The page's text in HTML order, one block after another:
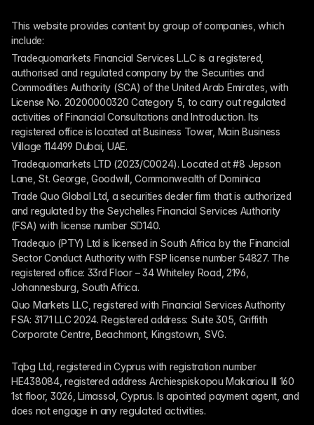
This website provides content by group of companies, which
include:
Tradequomarkets Financial Services L.L.C is a registered,
authorised and regulated company by the Securities and
Commodities Authority (SCA) of the United Arab Emirates, with
License No. 20200000320 Category 5, to carry out regulated
activities of Financial Consultations and Introduction. Its
registered office is located at Business Tower, Main Business
Village 114499 Dubai, UAE.
Tradequomarkets LTD (2023/C0024). Located at #8 Jepson
Lane, St. George, Goodwill, Commonwealth of Dominica
Trade Quo Global Ltd, a securities dealer firm that is authorized
and regulated by the Seychelles Financial Services Authority
(FSA) with license number SD140.
Tradequo (PTY) Ltd is licensed in South Africa by the Financial
Sector Conduct Authority with FSP license number 54827. The
registered office: 33rd Floor – 34 Whiteley Road, 2196,
Johannesburg, South Africa.
Quo Markets LLC, registered with Financial Services Authority
FSA: 3171 LLC 2024. Registered address: Suite 305, Griffith
Corporate Centre, Beachmont, Kingstown, SVG.
Tqbg Ltd, registered in Cyprus with registration number
HE438084, registered address Archiespiskopou Makariou III 160
1st floor, 3026, Limassol, Cyprus. Is apointed payment agent, and
does not engage in any regulated activities.